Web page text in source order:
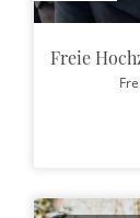
Freie